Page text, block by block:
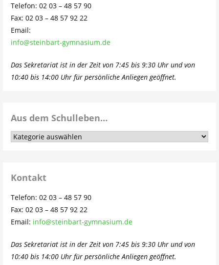
Telefon: 02 03 – 48 57 90
Fax: 02 03 – 48 57 92 22
Email:
info@steinbart-gymnasium.de
Das Sekretariat ist in der Zeit von 7:45 bis 9:30 Uhr und von
10:40 bis 14:00 Uhr für persönliche Anliegen geöffnet.
Aus dem Schulleben…
Aus
Kontakt
Telefon: 02 03 – 48 57 90
Fax: 02 03 – 48 57 92 22
Email: info@steinbart-gymnasium.de
Das Sekretariat ist in der Zeit von 7:45 bis 9:30 Uhr und von
10:40 bis 14:00 Uhr für persönliche Anliegen geöffnet.